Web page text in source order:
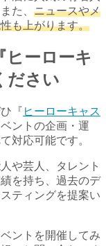
た、 ニュースやメ
も上がります。
ヒーローキ
ださい
『 ヒーローキャス
ントの企画・運
対応可能です。
や芸人、タレント
を持ち、過去のデ
ティングを提案い
ントを開催してみ